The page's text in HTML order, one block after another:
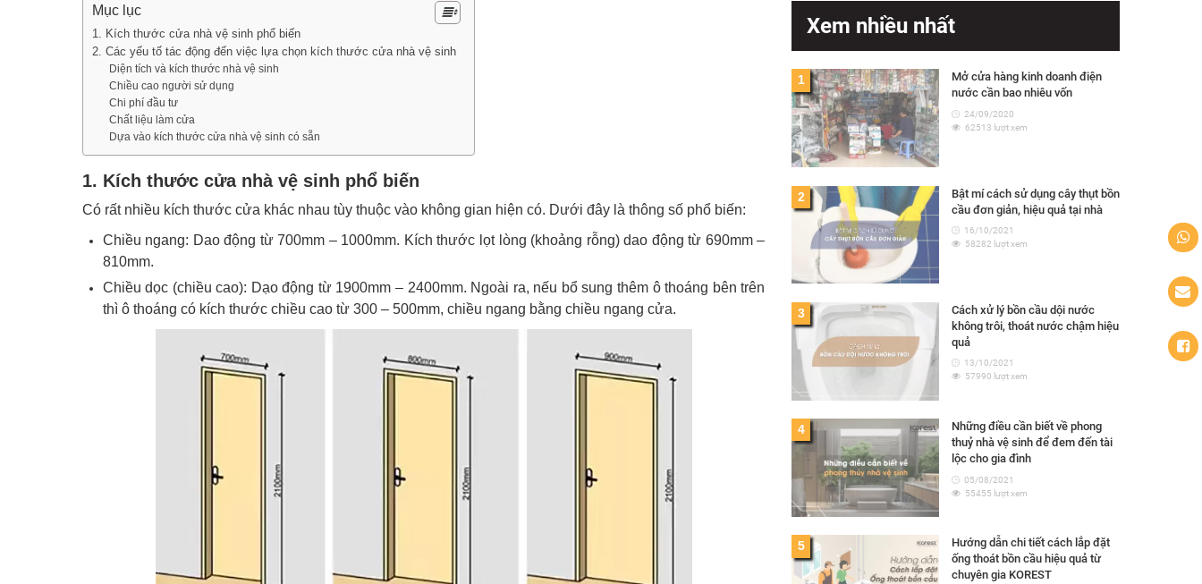
Mục lục
1. Kích thước cửa nhà vệ sinh phổ biến
2. Các yếu tố tác động đến việc lựa chọn kích thước cửa nhà vệ sinh
Diện tích và kích thước nhà vệ sinh
Chiều cao người sử dụng
Chi phí đầu tư
Chất liệu làm cửa
Dựa vào kích thước cửa nhà vệ sinh có sẵn
1. Kích thước cửa nhà vệ sinh phổ biến
Có rất nhiều kích thước cửa khác nhau tùy thuộc vào không gian hiện có. Dưới đây là thông số phổ biến:
Chiều ngang: Dao động từ 700mm – 1000mm. Kích thước lọt lòng (khoảng rỗng) dao động từ 690mm –
810mm.
Chiều dọc (chiều cao): Dạo động từ 1900mm – 2400mm. Ngoài ra, nếu bổ sung thêm ô thoáng bên trên
thì ô thoáng có kích thước chiều cao từ 300 – 500mm, chiều ngang bằng chiều ngang cửa.
Xem nhiều nhất
1
Mở cửa hàng kinh doanh điện
nước cần bao nhiêu vốn
24/09/2020
62513 lượt xem
2
Bật mí cách sử dụng cây thụt bồn
cầu đơn giản, hiệu quả tại nhà
16/10/2021
58282 lượt xem
3
Cách xử lý bồn cầu dội nước
không trôi, thoát nước chậm hiệu
quả
13/10/2021
57990 lượt xem
4
Những điều cần biết về phong
thuỷ nhà vệ sinh để đem đến tài
lộc cho gia đình
05/08/2021
55455 lượt xem
5
Hướng dẫn chi tiết cách lắp đặt
ống thoát bồn cầu hiệu quả từ
chuyên gia KOREST